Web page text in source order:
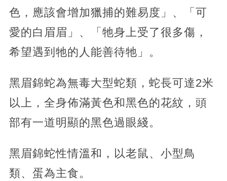
色，應該會增加獵捕的難易度」、「可
愛的白眉眉」、「牠身上受了很多傷，
希望遇到牠的人能善待牠」。
黑眉錦蛇為無毒大型蛇類，蛇長可達2米
以上，全身佈滿黃色和黑色的花紋，頭
部有一道明顯的黑色過眼綫。
黑眉錦蛇性情溫和，以老鼠、小型鳥
類、蛋為主食。